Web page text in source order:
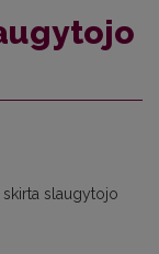
slaugytojo